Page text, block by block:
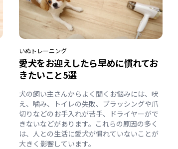
いぬトレーニング
愛犬をお迎えしたら早めに慣れてお
きたいこと5選
犬の飼い主さんからよく聞くお悩みには、吠
え、噛み、トイレの失敗、ブラッシングや爪
切りなどのお手入れが苦手、ドライヤーがで
きないなどがあります。これらの原因の多く
は、人との生活に愛犬が慣れていないことが
大きく影響しています。